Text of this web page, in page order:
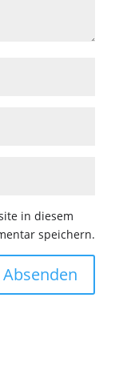
in diesem
speichern.